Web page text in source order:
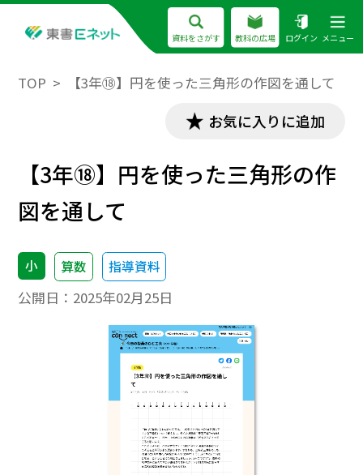
資料をさがす 教科の広場 ログイン メニュー
TOP 【3年⑱】円を使った三角形の作図を通して
お気に入りに追加
【3年⑱】円を使った三角形の作
図を通して
小 算数 指導資料
公開日： 2025年02月25日